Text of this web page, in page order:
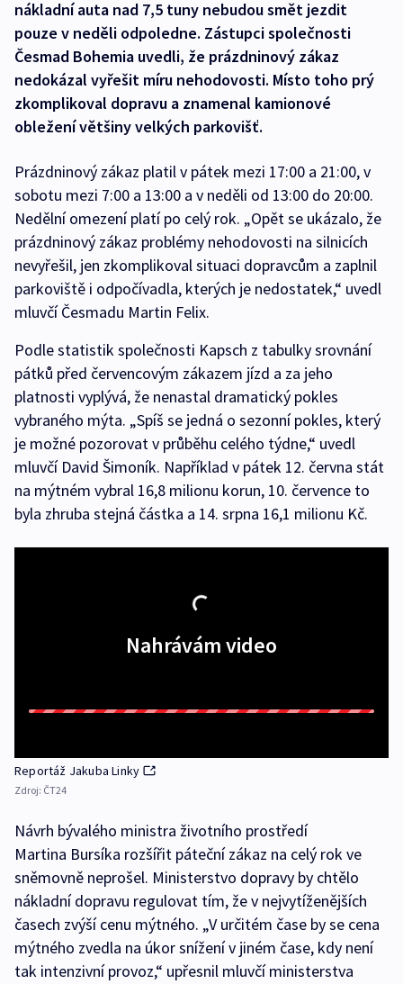
nákladní auta nad 7,5 tuny nebudou smět jezdit
pouze v neděli odpoledne. Zástupci společnosti
Česmad Bohemia uvedli, že prázdninový zákaz
nedokázal vyřešit míru nehodovosti. Místo toho prý
zkomplikoval dopravu a znamenal kamionové
obležení většiny velkých parkovišť.
Prázdninový zákaz platil v pátek mezi 17:00 a 21:00, v
sobotu mezi 7:00 a 13:00 a v neděli od 13:00 do 20:00.
Nedělní omezení platí po celý rok. „Opět se ukázalo, že
prázdninový zákaz problémy nehodovosti na silnicích
nevyřešil, jen zkomplikoval situaci dopravcům a zaplnil
parkoviště i odpočívadla, kterých je nedostatek,“ uvedl
mluvčí Česmadu Martin Felix.
Podle statistik společnosti Kapsch z tabulky srovnání
pátků před červencovým zákazem jízd a za jeho
platnosti vyplývá, že nenastal dramatický pokles
vybraného mýta. „Spíš se jedná o sezonní pokles, který
je možné pozorovat v průběhu celého týdne,“ uvedl
mluvčí David Šimoník. Například v pátek 12. června stát
na mýtném vybral 16,8 milionu korun, 10. července to
byla zhruba stejná částka a 14. srpna 16,1 milionu Kč.
Nahrávám video
Reportáž Jakuba Linky
Zdroj: ČT24
Návrh bývalého ministra životního prostředí
Martina Bursíka rozšířit páteční zákaz na celý rok ve
sněmovně neprošel. Ministerstvo dopravy by chtělo
nákladní dopravu regulovat tím, že v nejvytíženějších
časech zvýší cenu mýtného. „V určitém čase by se cena
mýtného zvedla na úkor snížení v jiném čase, kdy není
tak intenzivní provoz,“ upřesnil mluvčí ministerstva